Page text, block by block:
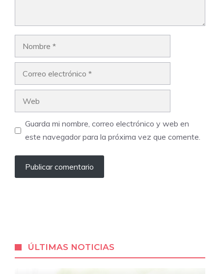
Guarda mi nombre, correo electrónico y web en
este navegador para la próxima vez que comente.
ÚLTIMAS NOTICIAS